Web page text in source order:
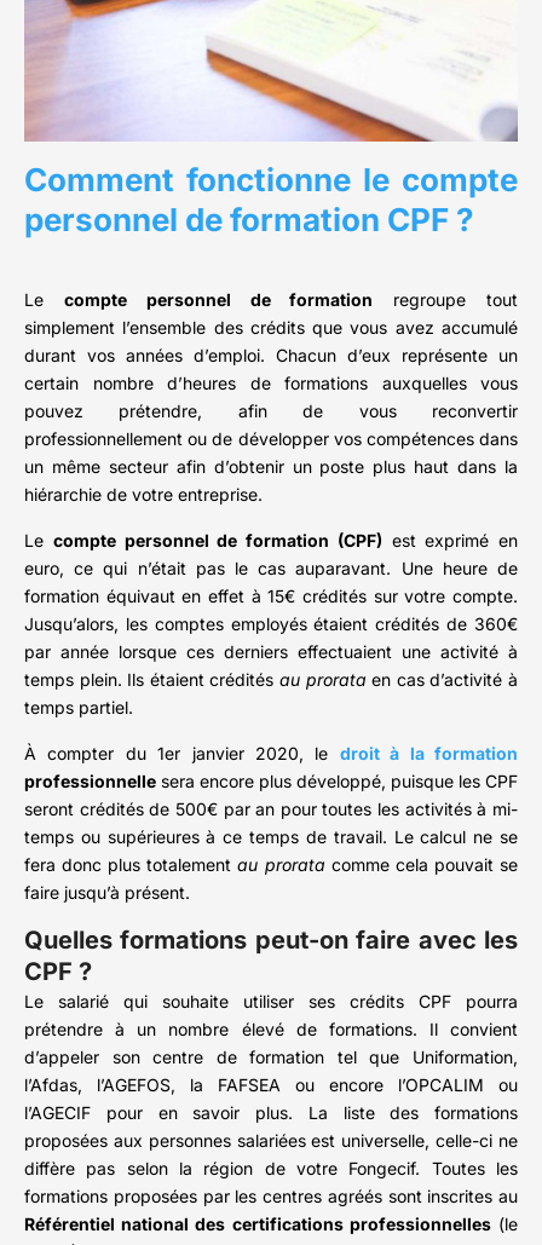
Comment fonctionne le compte
personnel de formation CPF ?
Le compte personnel de formation regroupe tout
simplement l’ensemble des crédits que vous avez accumulé
durant vos années d’emploi. Chacun d’eux représente un
certain nombre d’heures de formations auxquelles vous
pouvez prétendre, afin de vous reconvertir
professionnellement ou de développer vos compétences dans
un même secteur afin d’obtenir un poste plus haut dans la
hiérarchie de votre entreprise.
Le compte personnel de formation (CPF) est exprimé en
euro, ce qui n’était pas le cas auparavant. Une heure de
formation équivaut en effet à 15€ crédités sur votre compte.
Jusqu’alors, les comptes employés étaient crédités de 360€
par année lorsque ces derniers effectuaient une activité à
temps plein. Ils étaient crédités au prorata en cas d’activité à
temps partiel.
À compter du 1er janvier 2020, le droit à la formation
professionnelle sera encore plus développé, puisque les CPF
seront crédités de 500€ par an pour toutes les activités à mi-
temps ou supérieures à ce temps de travail. Le calcul ne se
fera donc plus totalementau prorata comme cela pouvait se
faire jusqu’à présent.
Quelles formations peut-on faire avec les
CPF ?
Le salarié qui souhaite utiliser ses crédits CPF pourra
prétendre à un nombre élevé de formations. Il convient
d’appeler son centre de formation tel que Uniformation,
l’Afdas, l’AGEFOS, la FAFSEA ou encore l’OPCALIM ou
l’AGECIF pour en savoir plus. La liste des formations
proposées aux personnes salariées est universelle, celle-ci ne
diffère pas selon la région de votre Fongecif. Toutes les
formations proposées par les centres agréés sont inscrites au
Référentiel national des certifications professionnelles(le